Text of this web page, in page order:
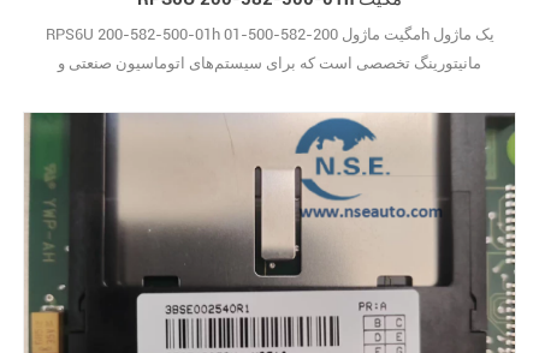
RPS6U 200-582-500-01h مگیت ماژول 200-582-500-01h یک ماژول
مانیتورینگ تخصصی است که برای سیستم‌های اتوماسیون صنعتی و
برای ماشین‌آلات دوار حیاتی مانند توربین‌ها، ژنراتورها و کمپرسورها
طراحی شده است، در جمع‌آوری داده‌ها و پردازش29